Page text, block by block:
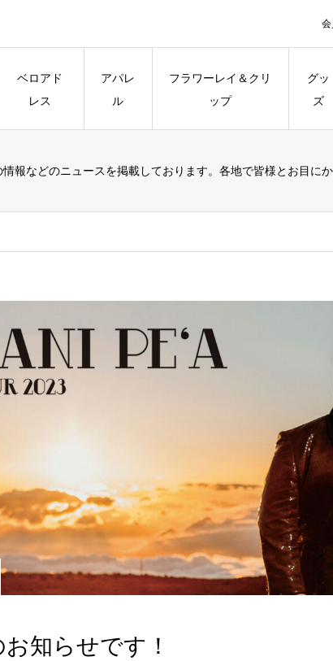
ベロアド
レス
アパレ
ル
フラワーレイ＆クリ
ップ
グッ
ズ
報などのニュースを掲載しております。各地で皆様とお目に
知らせです！